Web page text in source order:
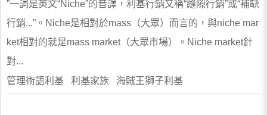
”一詞是英文“Niche”的音譯，利基行銷又稱“縫隙行銷”或“補缺
行銷...”。Niche是相對於mass（大眾）而言的，與niche mar
ket相對的就是mass market（大眾市場）。Niche market針
對...
管理術語利基 利基家族 海賊王獅子利基